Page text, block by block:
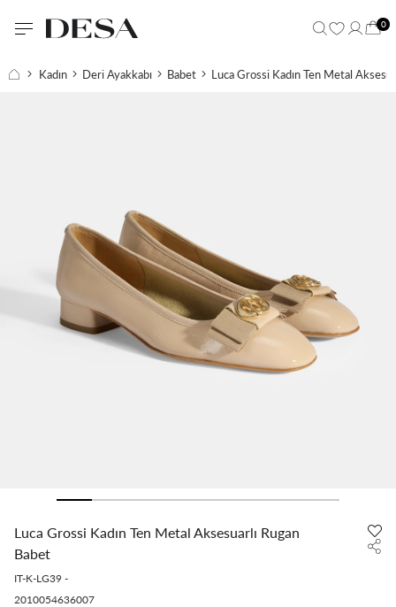
0
Kadın Deri Ayakkabı Babet Luca Grossi Kadın Ten Metal
Luca Grossi Kadın Ten Metal Aksesuarlı Rugan
Babet
IT-K-LG39 -
2010054636007